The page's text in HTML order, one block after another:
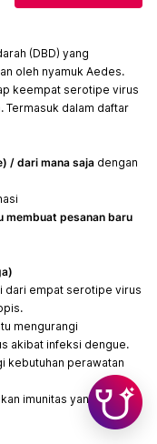
(DBD) yang
oleh nyamuk Aedes.
keempat serotipe virus
Termasuk dalam daftar
/ dari mana saja dengan
membuat pesanan baru
dari empat serotipe virus
mengurangi
akibat infeksi dengue.
kebutuhan perawatan
imunitas yang